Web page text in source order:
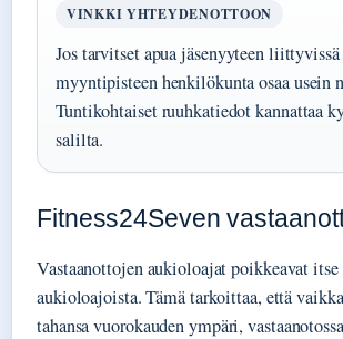
VINKKI YHTEYDENOTTOON
Jos tarvitset apua jäsenyyteen
myyntipisteen henkilökunta osaa usein
Tuntikohtaiset ruuhkatiedot kannattaa
salilta.
Fitness24Seven
Vastaanottojen aukioloajat poikkeavat
aukioloajoista. Tämä tarkoittaa, että
tahansa vuorokauden ympäri,